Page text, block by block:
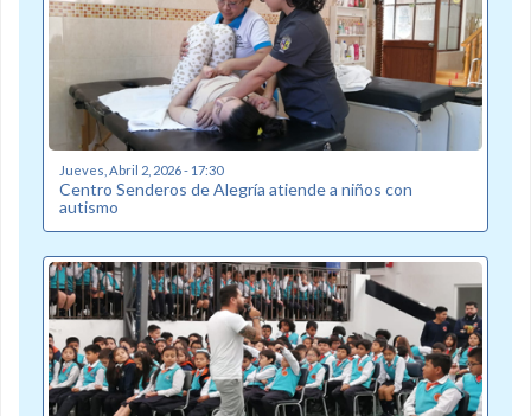
Jueves, Abril 2, 2026 - 17:30
Centro Senderos de Alegría atiende a niños con
autismo